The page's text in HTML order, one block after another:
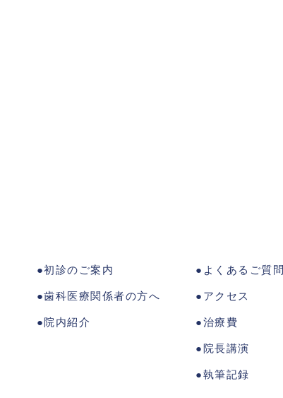
初診のご案内
歯科医療関係者の方へ
院内紹介
よくあるご質問
アクセス
治療費
院長講演
執筆記録